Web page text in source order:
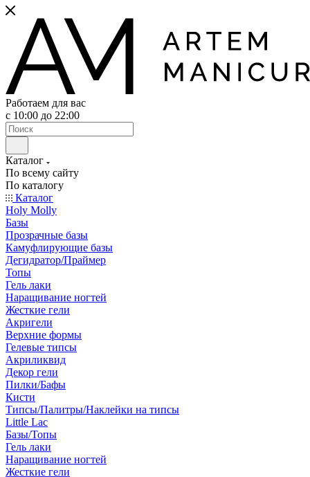
Работаем для вас
с 10:00 до 22:00
Каталог
По всему сайту
По каталогу
Каталог
Holy Molly
Базы
Прозрачные базы
Камуфлирующие базы
Дегидратор/Праймер
Топы
Гель лаки
Наращивание ногтей
Жесткие гели
Акригели
Верхние формы
Гелевые типсы
Акриликвид
Декор гели
Пилки/Бафы
Кисти
Типсы/Палитры/Наклейки на типсы
Little Lac
Базы/Топы
Гель лаки
Наращивание ногтей
Жесткие гели